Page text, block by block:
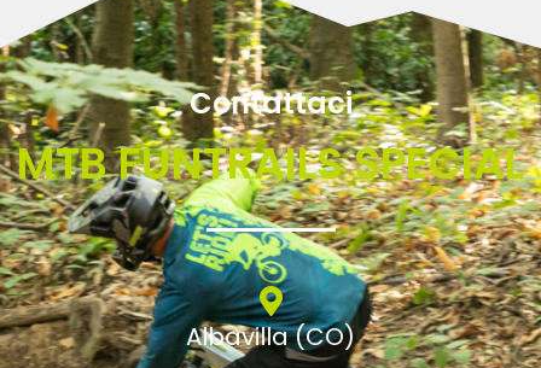
Contattaci
MTB FUNTRAILS SPECIAL
Albavilla (CO)